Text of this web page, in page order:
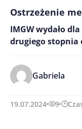
Ostrzeżenie
IMGW wydało
drugiego stopnia
Gabriela
19.07.2024 9